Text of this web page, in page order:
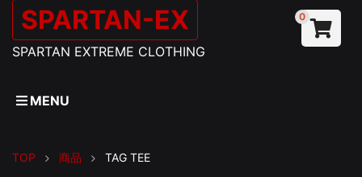
SPARTAN-EX
SPARTAN EXTREME CLOTHING
0
MENU
TOP 商品 TAG TEE